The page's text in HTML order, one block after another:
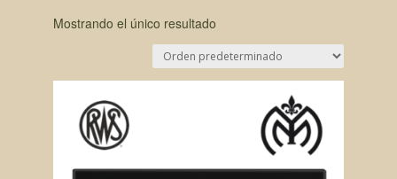
Mostrando el único resultado